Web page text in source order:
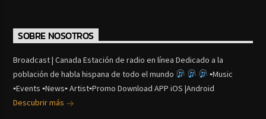
SOBRE NOSOTROS
Broadcast | Canada Estación de radio en línea Dedicado a la
población de habla hispana de todo el mundo
▪Music
▪Events ▪News▪ Artist▪Promo Download APP iOS |Android
Descubrir más